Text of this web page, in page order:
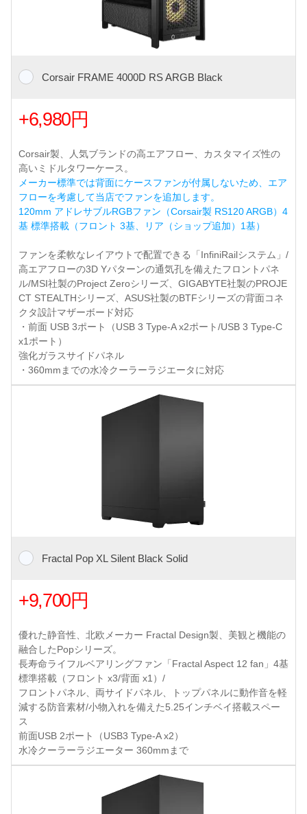
Corsair FRAME 4000D RS ARGB Black
+6,980円
Corsair製、人気ブランドの高エアフロー、カスタマイズ性の
高いミドルタワーケース。
メーカー標準では背面にケースファンが付属しないため、エア
フローを考慮して当店でファンを追加します。
120mm アドレサブルRGBファン（Corsair製 RS120 ARGB）4
基 標準搭載（フロント 3基、リア（ショップ追加）1基）
ファンを柔軟なレイアウトで配置できる「InfiniRailシステム」/
高エアフローの3D Yパターンの通気孔を備えたフロントパネ
ル/MSI社製のProject Zeroシリーズ、GIGABYTE社製のPROJE
CT STEALTHシリーズ、ASUS社製のBTFシリーズの背面コネ
クタ設計マザーボード対応
・前面 USB 3ポート（USB 3 Type-A x2ポート/USB 3 Type-C
x1ポート）
強化ガラスサイドパネル
・360mmまでの水冷クーラーラジエータに対応
Fractal Pop XL Silent Black Solid
+9,700円
優れた静音性、北欧メーカー Fractal Design製、美観と機能の
融合したPopシリーズ。
長寿命ライフルベアリングファン「Fractal Aspect 12 fan」4基
標準搭載（フロント x3/背面 x1）/
フロントパネル、両サイドパネル、トップパネルに動作音を軽
減する防音素材/小物入れを備えた5.25インチベイ搭載スペー
ス
前面USB 2ポート（USB3 Type-A x2）
水冷クーラーラジエーター 360mmまで